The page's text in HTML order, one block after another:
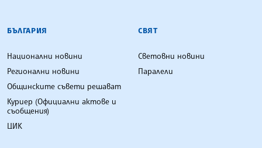
БЪЛГАРСКА ТЕЛЕГРАФНА АГЕНЦИЯ
БЪЛГАРИЯ
Национални новини
Регионални новини
Общинските съвети решават
Куриер (Официални актове и
съобщения)
ЦИК
СВЯТ
Световни новини
Паралели